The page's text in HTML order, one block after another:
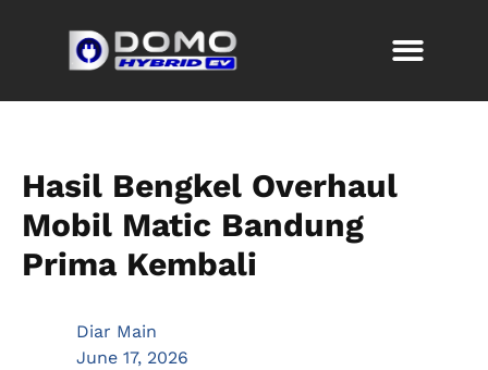
Hasil Bengkel Overhaul
Mobil Matic Bandung
Prima Kembali
Diar Main
June 17, 2026